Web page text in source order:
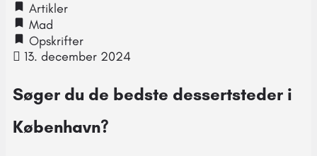
Artikler
Mad
Opskrifter
13. december 2024
Søger du de bedste dessertsteder i
København?